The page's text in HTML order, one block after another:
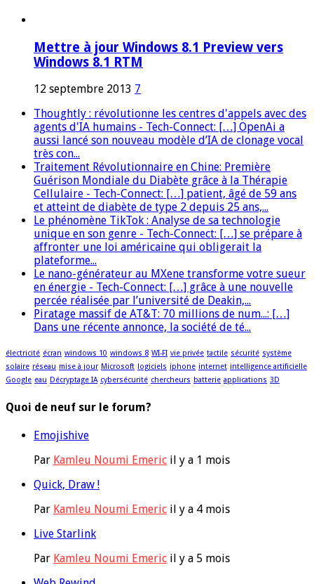
Mettre à jour Windows 8.1 Preview vers
Windows 8.1 RTM
12 septembre 2013 7
Thoughtly : révolutionne les centres d'appels avec des
agents d'IA humains - Tech-Connect: […] OpenAi a
aussi lancé son nouveau modèle d’IA de clonage vocal
très con...
Traitement Révolutionnaire en Chine: Première
Guérison Mondiale du Diabète grâce à la Thérapie
Cellulaire - Tech-Connect: […] patient, âgé de 59 ans
et atteint de diabète de type 2 depuis 25 ans,...
Le phénomène TikTok : Analyse de sa technologie
unique en son genre - Tech-Connect: […] se prépare à
affronter une loi américaine qui obligerait la
plateforme...
Le nano-générateur au MXene transforme votre sueur
en énergie - Tech-Connect: […] grâce à une nouvelle
percée réalisée par l’université de Deakin,...
Piratage massif de AT&T: 70 millions de num...: […]
Dans une récente annonce, la société de té...
électricité écran windows 10 windows 8 WI-FI vie privée tactile sécurité système
solaire réseau mise à jour Microsoft logiciels iphone internet intelligence artificielle
Google eau Décryptage IA cybersécurité chercheurs batterie applications 3D
Quoi de neuf sur le forum?
Emojishive
Par Kamleu Noumi Emeric il y a 1 mois
Quick, Draw !
Par Kamleu Noumi Emeric il y a 4 mois
Live Starlink
Par Kamleu Noumi Emeric il y a 5 mois